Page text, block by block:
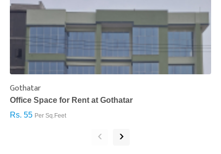
Gothatar
Office Space for Rent at Gothatar
Rs. 55 Per Sq.Feet
‹ ›